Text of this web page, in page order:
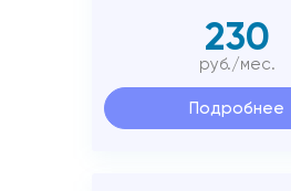
230
руб./мес.
Подробнее